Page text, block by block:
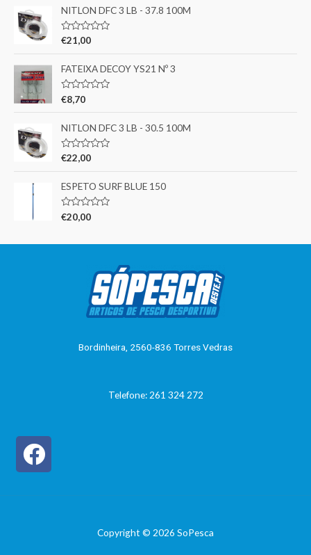
l
i
a
ã
d
e
5
NITLON DFC 3 LB - 37.8 100M
A
l
i
a
ã
d
e
5
€21,00
FATEIXA DECOY YS21 Nº 3
A
l
i
a
ã
d
e
5
€8,70
NITLON DFC 3 LB - 30.5 100M
A
l
i
a
ã
d
€22,00
ESPETO SURF BLUE 150
A
l
€20,00
Bordinheira, 2560-836 Torres Vedras
Telefone: 261 324 272
Copyright © 2026 SoPesca